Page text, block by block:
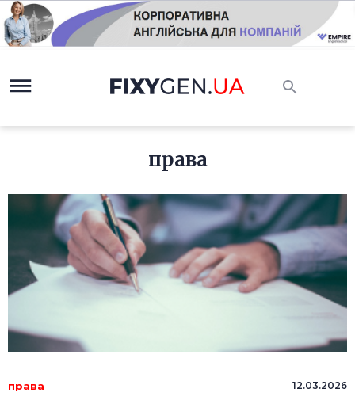
права
права 12.03.2026